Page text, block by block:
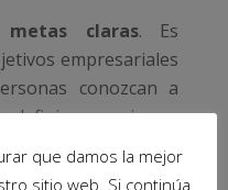
claras. Es
empresariales
conozcan a
mecanismos
saber si han
que damos la mejor
sitio web. Si continúa